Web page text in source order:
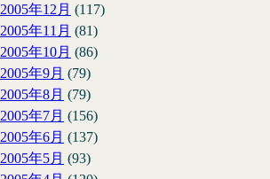
2005年12月 (117)
2005年11月 (81)
2005年10月 (86)
2005年9月 (79)
2005年8月 (79)
2005年7月 (156)
2005年6月 (137)
2005年5月 (93)